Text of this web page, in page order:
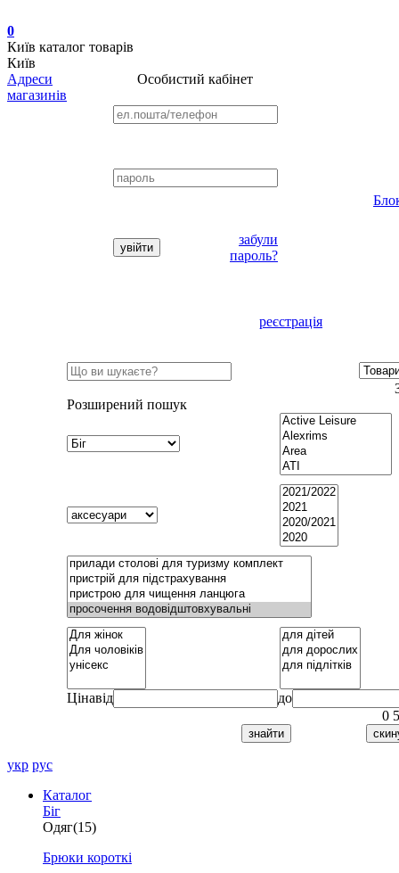
0
Київ каталог товарів
Київ
Адреси
магазинів
Особистий кабінет
забули
пароль?
реєстрація
Розширений пошук
Цінавід
до
0
укр рус
Каталог
Біг
Одяг(15)
Брюки короткі